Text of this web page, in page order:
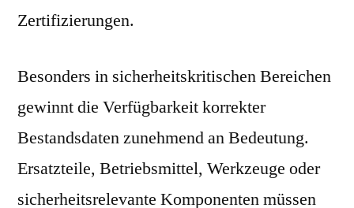
Zertifizierungen.
Besonders in sicherheitskritischen Bereichen
gewinnt die Verfügbarkeit korrekter
Bestandsdaten zunehmend an Bedeutung.
Ersatzteile, Betriebsmittel, Werkzeuge oder
sicherheitsrelevante Komponenten müssen